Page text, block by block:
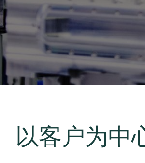
工作机会
供应链管理
下载文件
以客户为中